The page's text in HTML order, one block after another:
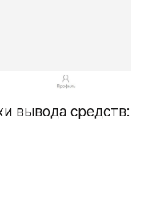
вывода средств: